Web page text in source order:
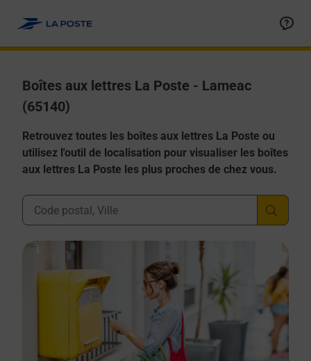
Boîtes aux lettres La Poste - Lameac
(65140)
Retrouvez toutes les boîtes aux lettres La Poste ou
utilisez l'outil de localisation pour visualiser les boîtes
aux lettres La Poste les plus proches de chez vous.
Ville, Département, Code Postal